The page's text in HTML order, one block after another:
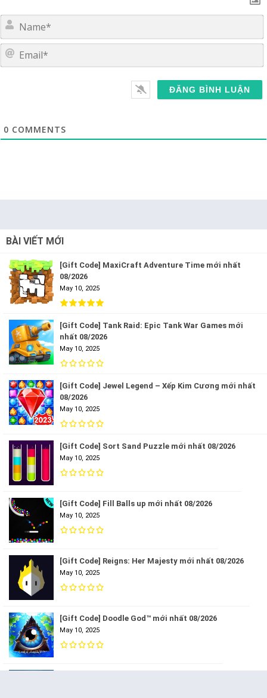
0 COMMENTS
BÀI VIẾT MỚI
[Gift Code] MaxiCraft Adventure Time mới nhất
08/2026
May 10, 2025
[Gift Code] Tank Raid: Epic Tank War Games mới
nhất 08/2026
May 10, 2025
[Gift Code] Jewel Legend – Xếp Kim Cương mới nhất
08/2026
May 10, 2025
[Gift Code] Sort Sand Puzzle mới nhất 08/2026
May 10, 2025
[Gift Code] Fill Balls up mới nhất 08/2026
May 10, 2025
[Gift Code] Reigns: Her Majesty mới nhất 08/2026
May 10, 2025
[Gift Code] Doodle God™ mới nhất 08/2026
May 10, 2025